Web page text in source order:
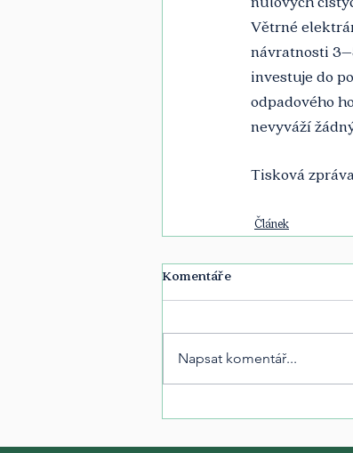
Větrné
návratnosti
investuje do
odpadového
nevyváží
Tisková
Článek
Komentáře
Napsat komentář...